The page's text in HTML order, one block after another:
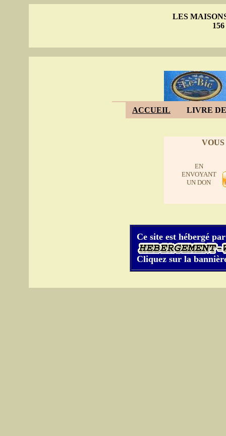
LES
ACCUEIL LIVRE
EN
ENVOYANT
UN DON
Ce site est hébergé
Cliquez sur la